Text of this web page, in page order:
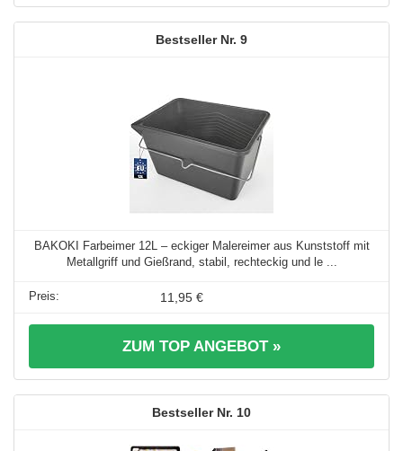
9
BAKOKI Farbeimer 12L – eckiger Malereimer aus Kunststoff mit
Metallgriff und Gießrand, stabil, rechteckig und le ...
11,95 €
ZUM TOP ANGEBOT »
10